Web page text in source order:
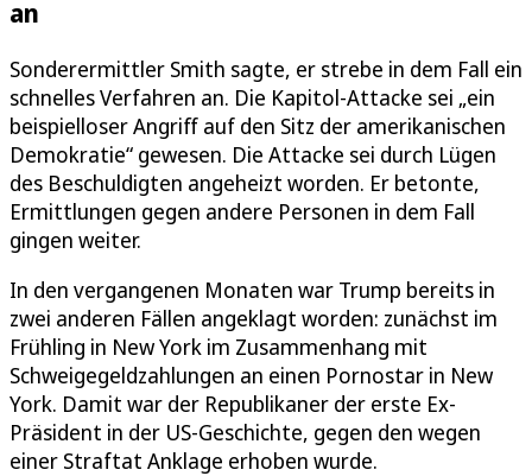
an
Sonderermittler Smith sagte, er strebe in dem Fall ein
schnelles Verfahren an. Die Kapitol-Attacke sei „ein
beispielloser Angriff auf den Sitz der amerikanischen
Demokratie“ gewesen. Die Attacke sei durch Lügen
des Beschuldigten angeheizt worden. Er betonte,
Ermittlungen gegen andere Personen in dem Fall
gingen weiter.
In den vergangenen Monaten war Trump bereits in
zwei anderen Fällen angeklagt worden: zunächst im
Frühling in New York im Zusammenhang mit
Schweigegeldzahlungen an einen Pornostar in New
York. Damit war der Republikaner der erste Ex-
Präsident in der US-Geschichte, gegen den wegen
einer Straftat Anklage erhoben wurde.